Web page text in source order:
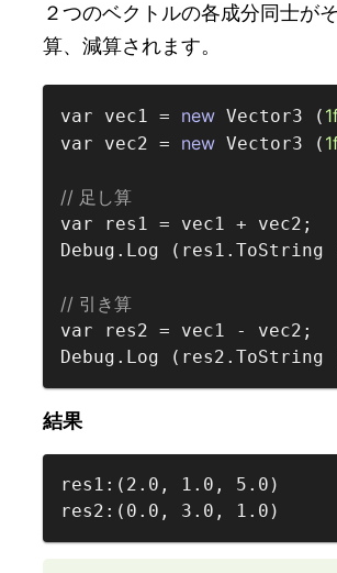
２つのベクトルの各成分同士が
算、減算されます。
var vec1 = new Vector3 (
var vec2 = new Vector3 (
// 足し算
var res1 = vec1 + vec2;
Debug.Log
// 引き算
var res2 = vec1 - vec2;
結果
res1:(2.0, 1.0, 5.0)
res2:(0.0, 3.0, 1.0)